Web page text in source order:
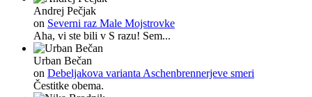
Andrej Pečjak
on Severni raz Male Mojstrovke
Aha, vi ste bili v S razu! Sem...
Urban Bečan
on Debeljakova varianta Aschenbrennerjeve smeri
Čestitke obema.